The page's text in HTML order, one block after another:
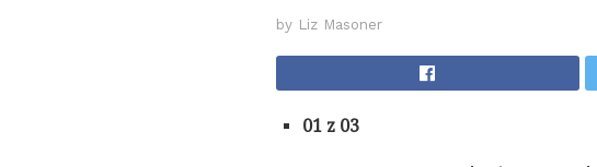
by Liz Masoner
01 z 03